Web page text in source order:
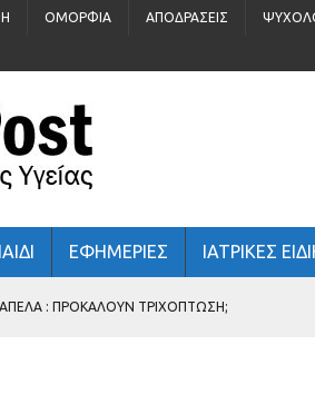
ΟΜΟΡΦΙΆ ΑΠΟΔΡΆΣΕΙΣ
ΕΦΗΜΕΡΙΕΣ ΙΑΤΡΙΚΕΣ
: ΠΡΟΚΑΛΟΎΝ ΤΡΙΧΌΠΤΩΣΗ;